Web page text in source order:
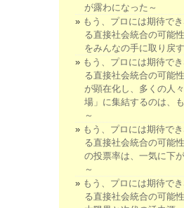
が露わになった～
もう、プロには期待で
る直接社会統合の可
をみんなの手に取り戻
もう、プロには期待で
る直接社会統合の可
が顕在化し、多くの人
場」に集結するのは、
～
もう、プロには期待で
る直接社会統合の可
の投票率は、一気に下
～
もう、プロには期待で
る直接社会統合の可